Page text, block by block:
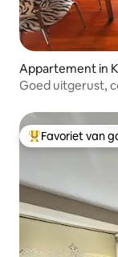
Appartement in
Goed uitgerust,
Topfavoriet van
Favoriet van